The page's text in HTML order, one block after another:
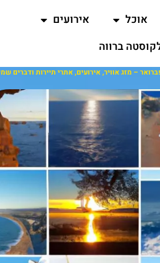
אוכל
אירועים
ברווה
– מזג אוויר, אירועים, אתרי תיירות ודברים